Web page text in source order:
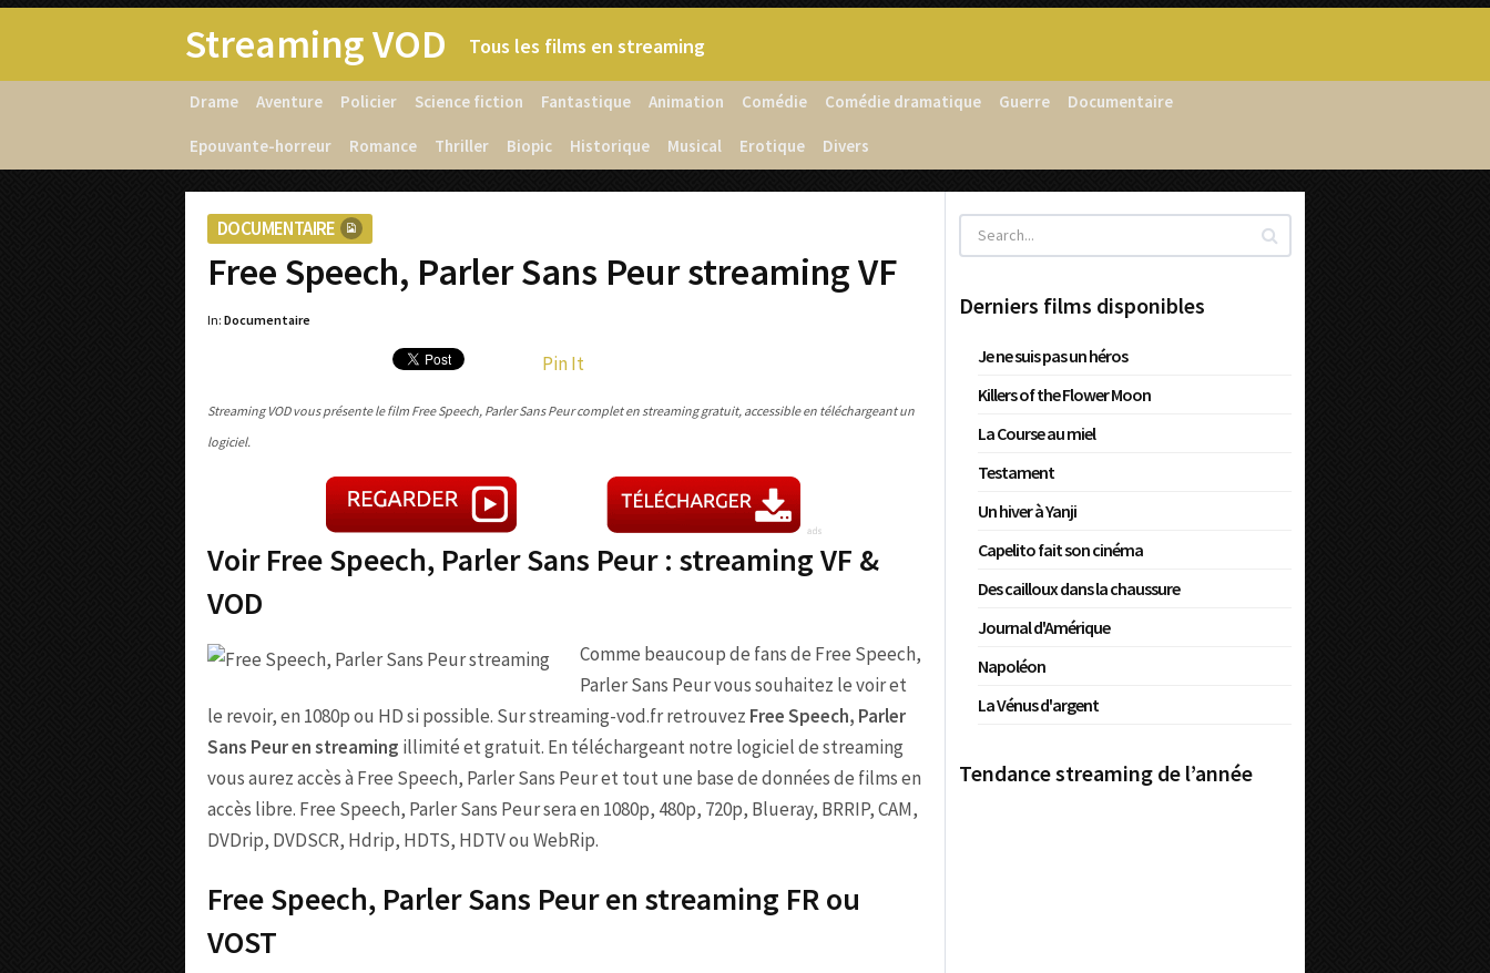
Streaming VOD Tous les films en streaming
Drame Aventure Policier Science fiction Fantastique Animation Comédie Comédie dramatique Guerre Documentaire
Epouvante-horreur Romance Thriller Biopic Historique Musical Erotique Divers
DOCUMENTAIRE
Free Speech, Parler Sans Peur streaming VF
In: Documentaire
Pin It
Streaming VOD vous présente le film Free Speech, Parler Sans Peur complet en streaming gratuit, accessible en téléchargeant un
logiciel.
Voir Free Speech, Parler Sans Peur : streaming VF &
VOD
Comme beaucoup de fans de Free Speech,
Parler Sans Peur vous souhaitez le voir et
le revoir, en 1080p ou HD si possible. Sur streaming-vod.fr retrouvez Free Speech, Parler
Sans Peur en streaming illimité et gratuit. En téléchargeant notre logiciel de streaming
vous aurez accès à Free Speech, Parler Sans Peur et tout une base de données de films en
accès libre. Free Speech, Parler Sans Peur sera en 1080p, 480p, 720p, Blueray, BRRIP, CAM,
DVDrip, DVDSCR, Hdrip, HDTS, HDTV ou WebRip.
Free Speech, Parler Sans Peur en streaming FR ou
VOST
Derniers films disponibles
Je ne suis pas un héros
Killers of the Flower Moon
La Course au miel
Testament
Un hiver à Yanji
Capelito fait son cinéma
Des cailloux dans la chaussure
Journal d'Amérique
Napoléon
La Vénus d'argent
Tendance streaming de l’année